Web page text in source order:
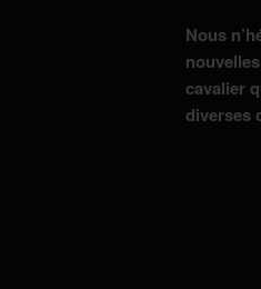
Nous
cavalier
diverses